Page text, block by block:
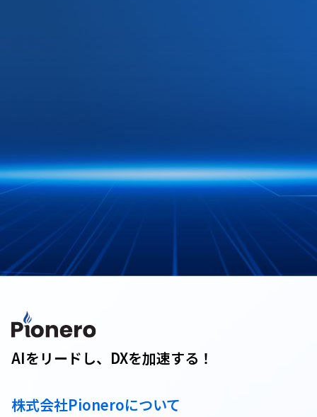
AIをリードし、DXを加速する！
株式会社Pioneroについて